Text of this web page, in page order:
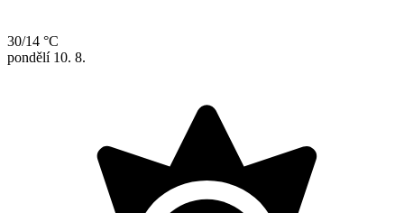
30/14 °C
pondělí 10. 8.